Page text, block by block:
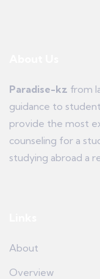
Paradise-kz from
guidance to
provide the most
counseling for a
studying abroad a
About
Overview